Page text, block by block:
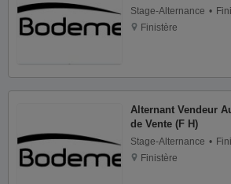
Stage-Alternance
Finistère
Alternant Vendeur
de Vente (F H)
Stage-Alternance
Finistère